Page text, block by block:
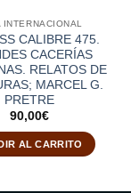
INTERNACIONAL
CALIBRE 475.
CACERÍAS
RELATOS DE
MARCEL G.
PRETRE
90,00€
AL CARRITO